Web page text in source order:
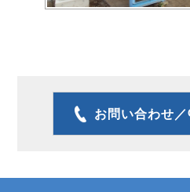
お問い合わせ／